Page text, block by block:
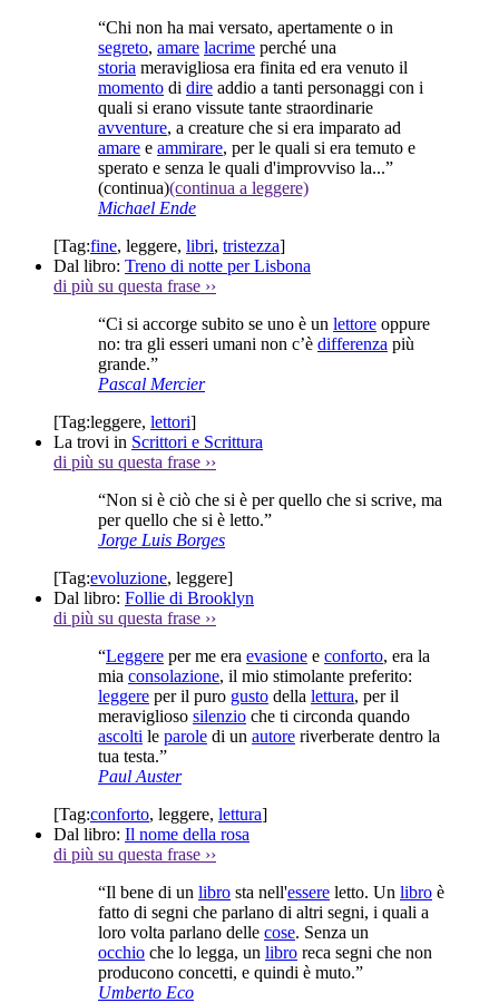
“Chi non ha mai versato, apertamente o in
segreto, amare lacrime perché una
storia meravigliosa era finita ed era venuto il
momento di dire addio a tanti personaggi con i
quali si erano vissute tante straordinarie
avventure, a creature che si era imparato ad
amare e ammirare, per le quali si era temuto e
sperato e senza le quali d'improvviso la...”
(continua)(continua a leggere)
Michael Ende
[Tag:fine, leggere, libri, tristezza]
Dal libro: Treno di notte per Lisbona
di più su questa frase ››
“Ci si accorge subito se uno è un lettore oppure
no: tra gli esseri umani non c’è differenza più
grande.”
Pascal Mercier
[Tag:leggere, lettori]
La trovi in Scrittori e Scrittura
di più su questa frase ››
“Non si è ciò che si è per quello che si scrive, ma
per quello che si è letto.”
Jorge Luis Borges
[Tag:evoluzione, leggere]
Dal libro: Follie di Brooklyn
di più su questa frase ››
“Leggere per me era evasione e conforto, era la
mia consolazione, il mio stimolante preferito:
leggere per il puro gusto della lettura, per il
meraviglioso silenzio che ti circonda quando
ascolti le parole di un autore riverberate dentro la
tua testa.”
Paul Auster
[Tag:conforto, leggere, lettura]
Dal libro: Il nome della rosa
di più su questa frase ››
“Il bene di un libro sta nell'essere letto. Un libro è
fatto di segni che parlano di altri segni, i quali a
loro volta parlano delle cose. Senza un
occhio che lo legga, un libro reca segni che non
producono concetti, e quindi è muto.”
Umberto Eco